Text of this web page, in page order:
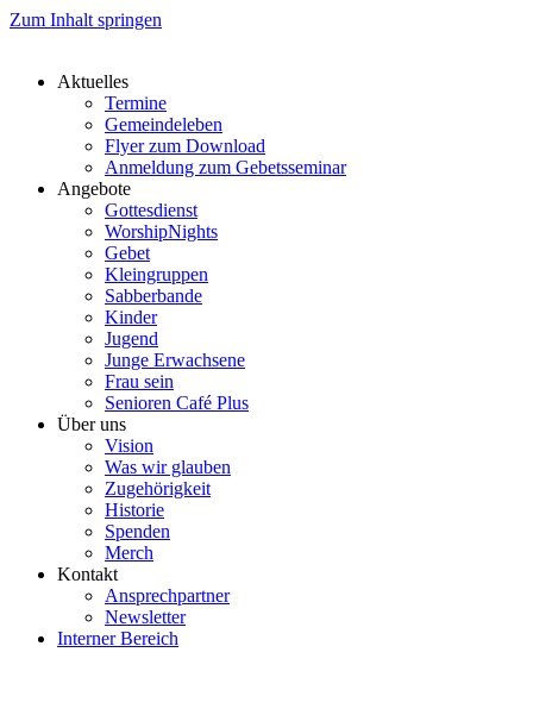
Zum Inhalt springen
Aktuelles
Termine
Gemeindeleben
Flyer zum Download
Anmeldung zum Gebetsseminar
Angebote
Gottesdienst
WorshipNights
Gebet
Kleingruppen
Sabberbande
Kinder
Jugend
Junge Erwachsene
Frau sein
Senioren Café Plus
Über uns
Vision
Was wir glauben
Zugehörigkeit
Historie
Spenden
Merch
Kontakt
Ansprechpartner
Newsletter
Interner Bereich